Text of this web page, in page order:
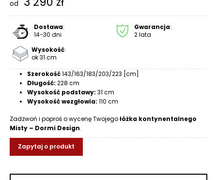
R
A
Ó
M
A
T
E
A
od
Dostawa:
14-30 dni
Gwarancja:
2 lata
Wysokość:
ok 31 cm
Szerokość143/163/183/203/223 [cm]
Długość: 228 cm
Wysokość podstawy: 31 cm
Wysokość wezgłowia: 110 cm
Zadzwoń i poproś o wycenę Twojegołóżka kontynentalnego
Misty – Dormi Design.
Zapytaj o produkt